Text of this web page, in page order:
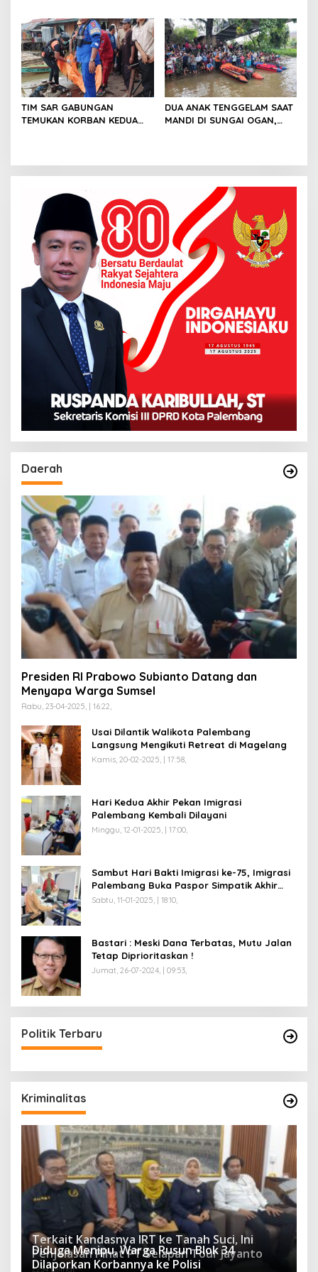
TENGGELAM DI SUNGAI MUSI
TIM SAR GABUNGAN
TEMUKAN KORBAN KEDUA
DUA ANAK TENGGELAM SAAT
MANDI DI SUNGAI OGAN,
Daerah
Presiden RI Prabowo Subianto Datang dan
Menyapa Warga Sumsel
Rabu, 23-04-2025, | 16:22,
Usai Dilantik Walikota Palembang
Langsung Mengikuti Retreat di Magelang
Kamis, 20-02-2025, | 17:58,
Hari Kedua Akhir Pekan Imigrasi
Palembang Kembali Dilayani
Minggu, 12-01-2025, | 17:00,
Sambut Hari Bakti Imigrasi ke-75, Imigrasi
Palembang Buka Paspor Simpatik Akhir
Pekan
Sabtu, 11-01-2025, | 18:10,
Bastari : Meski Dana Terbatas, Mutu Jalan
Tetap Diprioritaskan !
Jumat, 26-07-2024, | 09:53,
Politik Terbaru
Kriminalitas
Terkait Kandasnya IRT ke Tanah Suci, Ini
Penjelasan Pihat PT Selapan Tour Jayanto
2234 Dilihat
Diduga Menipu, Warga Rusun Blok 34
Dilaporkan Korbannya ke Polisi